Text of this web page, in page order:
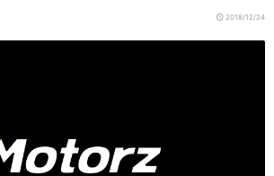
2018/12/24